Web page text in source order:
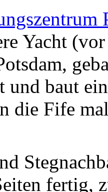
Yacht
und baut
die Fife
fertig,